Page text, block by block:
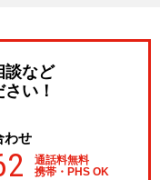
談など
い！
わせ
通話料無料
携帯・PHS OK